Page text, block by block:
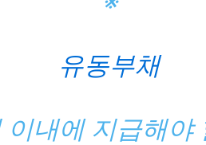
유동부채
이내에 지급해야